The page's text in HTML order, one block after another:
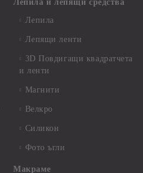
Лепила и лепящи средства
Лепила
Лепящи ленти
3D Повдигащи квадратчета
и ленти
Магнити
Велкро
Силикон
Фото ъгли
Макраме